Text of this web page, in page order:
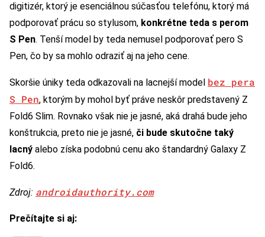
digitizér, ktorý je esenciálnou súčasťou telefónu, ktorý má
podporovať prácu so stylusom, konkrétne teda s perom
S Pen. Tenší model by teda nemusel podporovať pero S
Pen, čo by sa mohlo odraziť aj na jeho cene.
Skoršie úniky teda odkazovali na lacnejší model bez pera
S Pen, ktorým by mohol byť práve neskôr predstavený Z
Fold6 Slim. Rovnako však nie je jasné, aká drahá bude jeho
konštrukcia, preto nie je jasné, či bude skutočne taký
lacný alebo získa podobnú cenu ako štandardný Galaxy Z
Fold6.
Zdroj: androidauthority.com
Prečítajte si aj: